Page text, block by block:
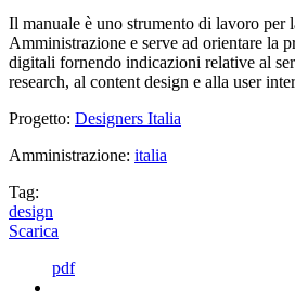
Il manuale è uno strumento di lavoro per
Amministrazione e serve ad orientare la
digitali fornendo indicazioni relative al
research, al content design e alla user
Progetto: Designers Italia
Amministrazione: italia
Tag:
design
Scarica
pdf